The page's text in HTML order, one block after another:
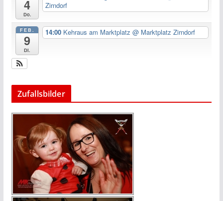
4
Do.
Zirndorf
FEB.
9
Di.
14:00 Kehraus am Marktplatz@ Marktplatz Zirndorf
Zufallsbilder